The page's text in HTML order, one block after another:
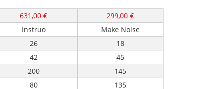
631,00 €
299,00 €
Instruo
Make Noise
26
18
42
45
200
145
80
135